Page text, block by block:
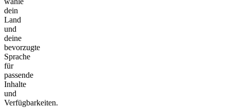
dein
Land
und
deine
bevorzugte
Sprache
für
passende
Inhalte
und
Verfügbarkeiten.